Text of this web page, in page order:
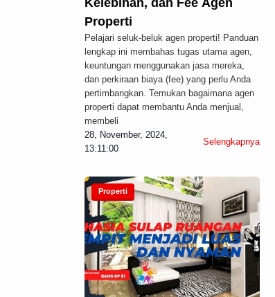
Kelebihan, dan Fee Agen
Properti
Pelajari seluk-beluk agen properti! Panduan
lengkap ini membahas tugas utama agen,
keuntungan menggunakan jasa mereka,
dan perkiraan biaya (fee) yang perlu Anda
pertimbangkan. Temukan bagaimana agen
properti dapat membantu Anda menjual,
membeli
28, November, 2024,
13:11:00
Selengkapnya
Properti